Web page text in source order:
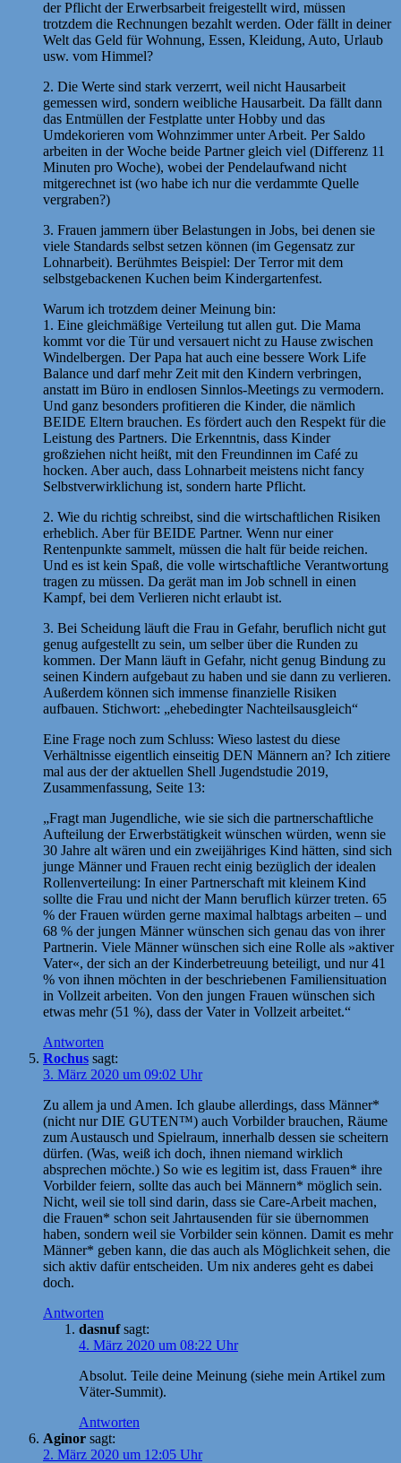
der Pflicht der Erwerbsarbeit freigestellt wird, müssen
trotzdem die Rechnungen bezahlt werden. Oder fällt in deiner
Welt das Geld für Wohnung, Essen, Kleidung, Auto, Urlaub
usw. vom Himmel?
2. Die Werte sind stark verzerrt, weil nicht Hausarbeit
gemessen wird, sondern weibliche Hausarbeit. Da fällt dann
das Entmüllen der Festplatte unter Hobby und das
Umdekorieren vom Wohnzimmer unter Arbeit. Per Saldo
arbeiten in der Woche beide Partner gleich viel (Differenz 11
Minuten pro Woche), wobei der Pendelaufwand nicht
mitgerechnet ist (wo habe ich nur die verdammte Quelle
vergraben?)
3. Frauen jammern über Belastungen in Jobs, bei denen sie
viele Standards selbst setzen können (im Gegensatz zur
Lohnarbeit). Berühmtes Beispiel: Der Terror mit dem
selbstgebackenen Kuchen beim Kindergartenfest.
Warum ich trotzdem deiner Meinung bin:
1. Eine gleichmäßige Verteilung tut allen gut. Die Mama
kommt vor die Tür und versauert nicht zu Hause zwischen
Windelbergen. Der Papa hat auch eine bessere Work Life
Balance und darf mehr Zeit mit den Kindern verbringen,
anstatt im Büro in endlosen Sinnlos-Meetings zu vermodern.
Und ganz besonders profitieren die Kinder, die nämlich
BEIDE Eltern brauchen. Es fördert auch den Respekt für die
Leistung des Partners. Die Erkenntnis, dass Kinder
großziehen nicht heißt, mit den Freundinnen im Café zu
hocken. Aber auch, dass Lohnarbeit meistens nicht fancy
Selbstverwirklichung ist, sondern harte Pflicht.
2. Wie du richtig schreibst, sind die wirtschaftlichen Risiken
erheblich. Aber für BEIDE Partner. Wenn nur einer
Rentenpunkte sammelt, müssen die halt für beide reichen.
Und es ist kein Spaß, die volle wirtschaftliche Verantwortung
tragen zu müssen. Da gerät man im Job schnell in einen
Kampf, bei dem Verlieren nicht erlaubt ist.
3. Bei Scheidung läuft die Frau in Gefahr, beruflich nicht gut
genug aufgestellt zu sein, um selber über die Runden zu
kommen. Der Mann läuft in Gefahr, nicht genug Bindung zu
seinen Kindern aufgebaut zu haben und sie dann zu verlieren.
Außerdem können sich immense finanzielle Risiken
aufbauen. Stichwort: „ehebedingter Nachteilsausgleich“
Eine Frage noch zum Schluss: Wieso lastest du diese
Verhältnisse eigentlich einseitig DEN Männern an? Ich zitiere
mal aus der der aktuellen Shell Jugendstudie 2019,
Zusammenfassung, Seite 13:
„Fragt man Jugendliche, wie sie sich die partnerschaftliche
Aufteilung der Erwerbstätigkeit wünschen würden, wenn sie
30 Jahre alt wären und ein zweijähriges Kind hätten, sind sich
junge Männer und Frauen recht einig bezüglich der idealen
Rollenverteilung: In einer Partnerschaft mit kleinem Kind
sollte die Frau und nicht der Mann beruflich kürzer treten. 65
% der Frauen würden gerne maximal halbtags arbeiten – und
68 % der jungen Männer wünschen sich genau das von ihrer
Partnerin. Viele Männer wünschen sich eine Rolle als »aktiver
Vater«, der sich an der Kinderbetreuung beteiligt, und nur 41
% von ihnen möchten in der beschriebenen Familiensituation
in Vollzeit arbeiten. Von den jungen Frauen wünschen sich
etwas mehr (51 %), dass der Vater in Vollzeit arbeitet.“
Antworten
Rochus sagt:
3. März 2020 um 09:02 Uhr
Zu allem ja und Amen. Ich glaube allerdings, dass Männer*
(nicht nur DIE GUTEN™) auch Vorbilder brauchen, Räume
zum Austausch und Spielraum, innerhalb dessen sie scheitern
dürfen. (Was, weiß ich doch, ihnen niemand wirklich
absprechen möchte.) So wie es legitim ist, dass Frauen* ihre
Vorbilder feiern, sollte das auch bei Männern* möglich sein.
Nicht, weil sie toll sind darin, dass sie Care-Arbeit machen,
die Frauen* schon seit Jahrtausenden für sie übernommen
haben, sondern weil sie Vorbilder sein können. Damit es mehr
Männer* geben kann, die das auch als Möglichkeit sehen, die
sich aktiv dafür entscheiden. Um nix anderes geht es dabei
doch.
Antworten
dasnuf sagt:
4. März 2020 um 08:22 Uhr
Absolut. Teile deine Meinung (siehe mein Artikel zum
Väter-Summit).
Antworten
Aginor sagt:
2. März 2020 um 12:05 Uhr